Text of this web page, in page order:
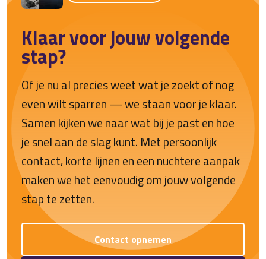
Klaar voor jouw volgende
stap?
Of je nu al precies weet wat je zoekt of nog
even wilt sparren — we staan voor je klaar.
Samen kijken we naar wat bij je past en hoe
je snel aan de slag kunt. Met persoonlijk
contact, korte lijnen en een nuchtere aanpak
maken we het eenvoudig om jouw volgende
stap te zetten.
Contact opnemen